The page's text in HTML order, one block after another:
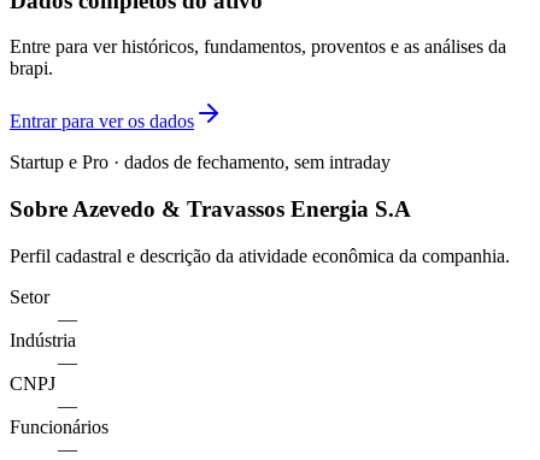
Entre para ver históricos, fundamentos, proventos e as análises da
brapi.
Entrar para ver os dados
Startup e Pro · dados de fechamento, sem intraday
Sobre Azevedo & Travassos Energia S.A
Perfil cadastral e descrição da atividade econômica da companhia.
Setor
—
Indústria
—
CNPJ
—
Funcionários
—